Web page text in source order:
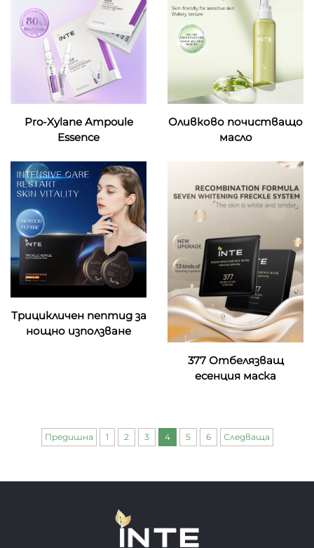
Pro-Xylane Ampoule
Essence
Оливково почистващо
масло
Трицикличен пептид за
нощно използване
377 Отбелязващ
есенция маска
Предишна 1 2 3 4 5 6 Следваща